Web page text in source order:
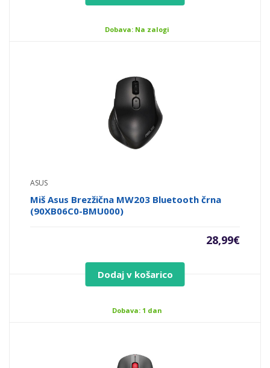
Dobava: Na zalogi
ASUS
Miš Asus Brezžična MW203 Bluetooth črna
(90XB06C0-BMU000)
28,99€
Dodaj v košarico
Dobava: 1 dan